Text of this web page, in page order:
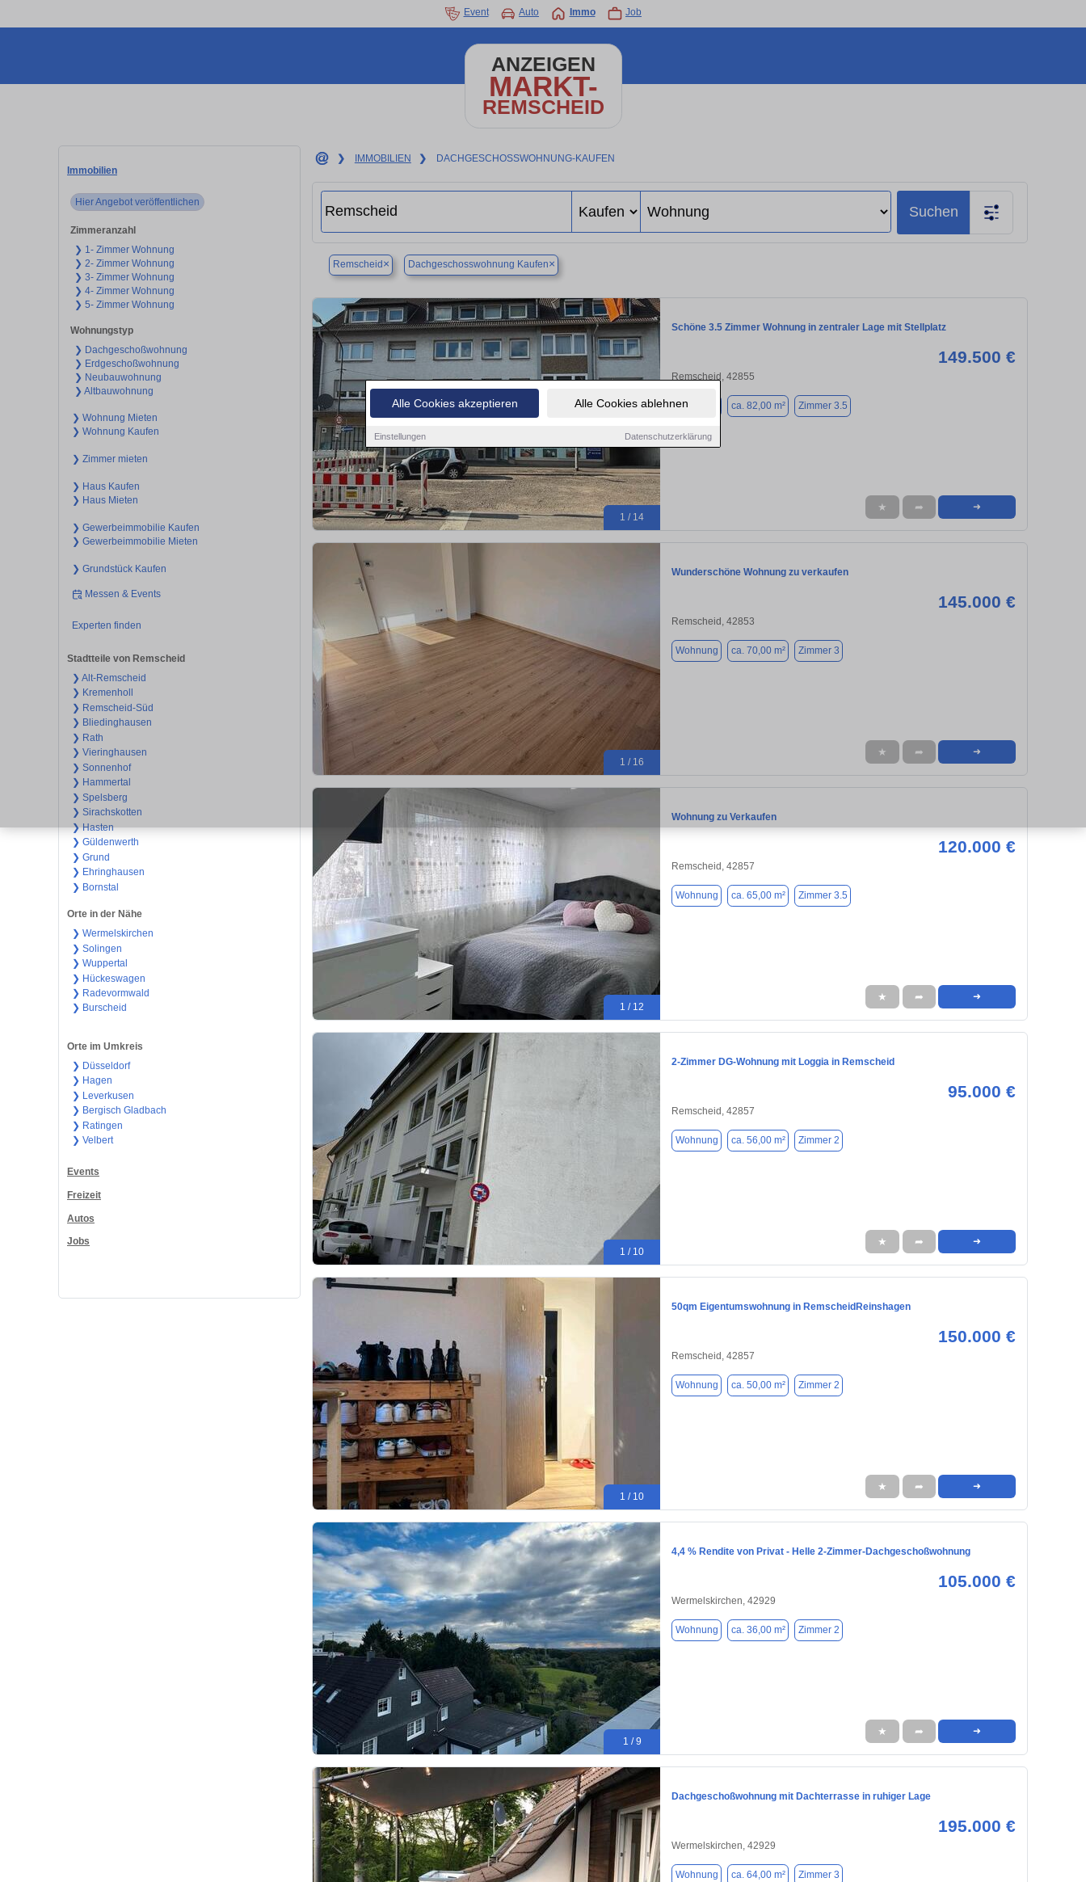
Alle Cookies akzeptieren Alle Cookies ablehnen
Einstellungen Datenschutzerklärung
Event Auto Immo Job
ANZEIGEN
MARKT-
REMSCHEID
Immobilien
Hier Angebot veröffentlichen
Zimmeranzahl
❯ 1- Zimmer Wohnung
❯ 2- Zimmer Wohnung
❯ 3- Zimmer Wohnung
❯ 4- Zimmer Wohnung
❯ 5- Zimmer Wohnung
Wohnungstyp
❯ Dachgeschoßwohnung
❯ Erdgeschoßwohnung
❯ Neubauwohnung
❯ Altbauwohnung
❯ Wohnung Mieten
❯ Wohnung Kaufen
❯ Zimmer mieten
❯ Haus Kaufen
❯ Haus Mieten
❯ Gewerbeimmobilie Kaufen
❯ Gewerbeimmobilie Mieten
❯ Grundstück Kaufen
Messen & Events
Experten finden
Stadtteile von Remscheid
❯ Alt-Remscheid
❯ Kremenholl
❯ Remscheid-Süd
❯ Bliedinghausen
❯ Rath
❯ Vieringhausen
❯ Sonnenhof
❯ Hammertal
❯ Spelsberg
❯ Sirachskotten
❯ Hasten
❯ Güldenwerth
❯ Grund
❯ Ehringhausen
❯ Bornstal
Orte in der Nähe
❯ Wermelskirchen
❯ Solingen
❯ Wuppertal
❯ Hückeswagen
❯ Radevormwald
❯ Burscheid
Orte im Umkreis
❯ Düsseldorf
❯ Hagen
❯ Leverkusen
❯ Bergisch Gladbach
❯ Ratingen
❯ Velbert
Events
Freizeit
Autos
Jobs
❯ IMMOBILIEN ❯ DACHGESCHOSSWOHNUNG-KAUFEN
Suchen
Remscheid × Dachgeschosswohnung Kaufen×
1 / 14
Schöne 3.5 Zimmer Wohnung in zentraler Lage mit Stellplatz
149.500 €
Remscheid, 42855
Wohnung ca. 82,00 m² Zimmer 3.5
★ ➦ ➜
1 / 16
Wunderschöne Wohnung zu verkaufen
145.000 €
Remscheid, 42853
Wohnung ca. 70,00 m² Zimmer 3
★ ➦ ➜
1 / 12
Wohnung zu Verkaufen
120.000 €
Remscheid, 42857
Wohnung ca. 65,00 m² Zimmer 3.5
★ ➦ ➜
1 / 10
2-Zimmer DG-Wohnung mit Loggia in Remscheid
95.000 €
Remscheid, 42857
Wohnung ca. 56,00 m² Zimmer 2
★ ➦ ➜
1 / 10
50qm Eigentumswohnung in RemscheidReinshagen
150.000 €
Remscheid, 42857
Wohnung ca. 50,00 m² Zimmer 2
★ ➦ ➜
1 / 9
4,4 % Rendite von Privat - Helle 2-Zimmer-Dachgeschoßwohnung
105.000 €
Wermelskirchen, 42929
Wohnung ca. 36,00 m² Zimmer 2
★ ➦ ➜
Dachgeschoßwohnung mit Dachterrasse in ruhiger Lage
195.000 €
Wermelskirchen, 42929
Wohnung ca. 64,00 m² Zimmer 3